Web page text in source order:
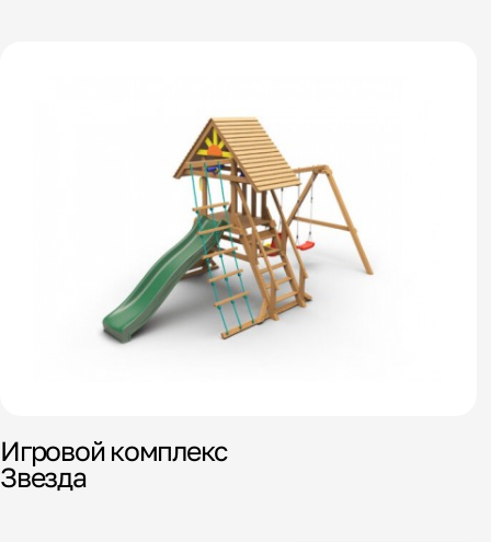
Игровой комплекс
Звезда